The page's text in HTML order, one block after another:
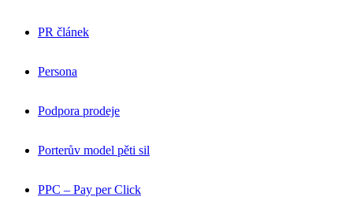
PR článek
Persona
Podpora prodeje
Porterův model pěti sil
PPC – Pay per Click